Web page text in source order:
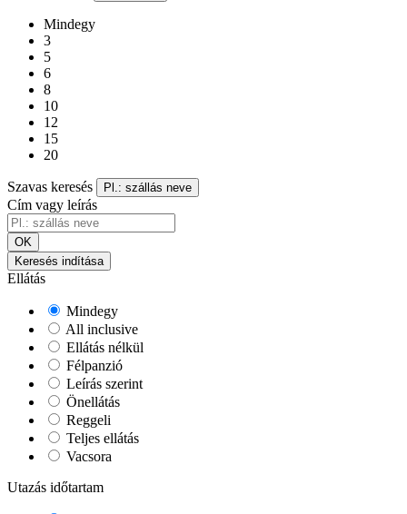
Mindegy
3
5
6
8
10
12
15
20
Szavas keresés Pl.: szállás neve
Cím vagy leírás
OK
Keresés indítása
Ellátás
Mindegy
All inclusive
Ellátás nélkül
Félpanzió
Leírás szerint
Önellátás
Reggeli
Teljes ellátás
Vacsora
Utazás időtartam